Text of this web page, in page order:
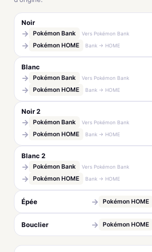
Noir
→ Pokémon Bank Vers Pokémon Bank
→ Pokémon HOME Bank → HOME
Blanc
→ Pokémon Bank Vers Pokémon Bank
→ Pokémon HOME Bank → HOME
Noir 2
→ Pokémon Bank Vers Pokémon Bank
→ Pokémon HOME Bank → HOME
Blanc 2
→ Pokémon Bank Vers Pokémon Bank
→ Pokémon HOME Bank → HOME
Épée → Pokémon HOME
Bouclier → Pokémon HOME